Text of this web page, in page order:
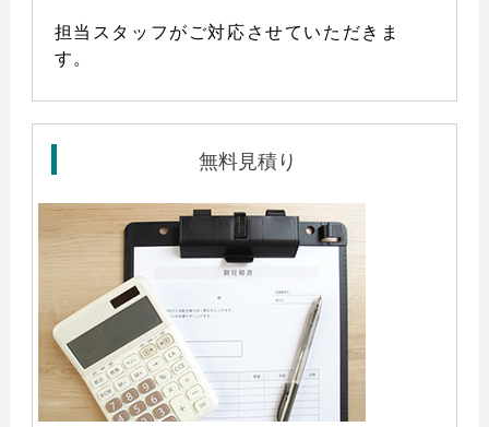
担当スタッフがご対応させていただきま
す。
無料見積り